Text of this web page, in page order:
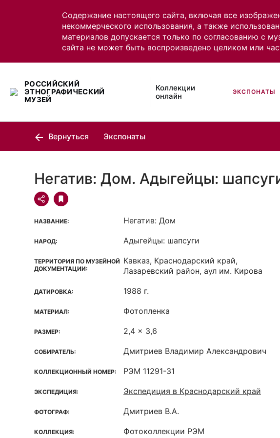
Содержание настоящего сайта, включая все
некоммерческого использования, а также
материалов допускается только по согласованию с
сайта не может быть воспроизведено целиком или
РОССИЙСКИЙ
ЭТНОГРАФИЧЕСКИЙ
МУЗЕЙ
Коллекции
онлайн
ЭКСПОНАТЫ
Вернуться Экспонаты
Негатив: Дом. Адыгейцы:
НАЗВАНИЕ: Негатив: Дом
НАРОД: Адыгейцы: шапсуги
ТЕРРИТОРИЯ ПО МУЗЕЙНОЙ
ДОКУМЕНТАЦИИ:
Кавказ, Краснодарский край,
Лазаревский район, аул им. Кирова
ДАТИРОВКА: 1988 г.
МАТЕРИАЛ: Фотопленка
РАЗМЕР: 2,4 x 3,6
СОБИРАТЕЛЬ: Дмитриев Владимир Александрович
КОЛЛЕКЦИОННЫЙ НОМЕР: РЭМ 11291-31
ЭКСПЕДИЦИЯ: Экспедиция в Краснодарский край
ФОТОГРАФ: Дмитриев В.А.
КОЛЛЕКЦИЯ: Фотоколлекции РЭМ